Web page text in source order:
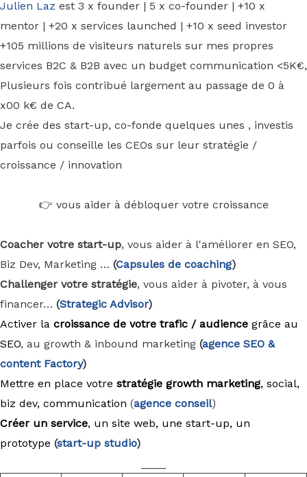
Julien Laz est 3 x founder | 5 x co-founder | +10 x
mentor | +20 x services launched | +10 x seed investor
+105 millions de visiteurs naturels sur mes propres
services B2C & B2B avec un budget communication <5K€,
Plusieurs fois contribué largement au passage de 0 à
x00 k€ de CA.
Je crée des start-up, co-fonde quelques unes , investis
parfois ou conseille les CEOs sur leur stratégie /
croissance / innovation
👉 vous aider à débloquer votre croissance
Coacher votre start-up, vous aider à l'améliorer en SEO,
Biz Dev, Marketing … (Capsules de coaching)
Challenger votre stratégie, vous aider à pivoter, à vous
financer… (Strategic Advisor)
Activer la croissance de votre trafic / audience grâce au
SEO, au growth & inbound marketing (agence SEO &
content Factory)
Mettre en place votre stratégie growth marketing, social,
biz dev, communication (agence conseil)
Créer un service, un site web, une start-up, un
prototype (start-up studio)